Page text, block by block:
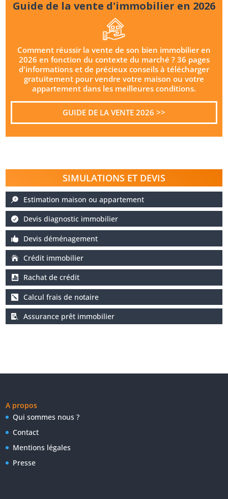
Guide de la vente d'immobilier en 2026
Comment réussir la vente de son bien immobilier en
2026 en fonction du contexte du marché ? 36 pages
d'informations et de précieux conseils à télécharger
gratuitement pour vendre votre maison ou votre
appartement dans les meilleures conditions.
GUIDE DE LA VENTE 2026 >>
SIMULATIONS ET DEVIS
Estimation maison ou appartement
Devis diagnostic immobilier
Devis déménagement
Crédit immobilier
Rachat de crédit
Calcul frais de notaire
Assurance prêt immobilier
A propos
Qui sommes nous ?
Contact
Mentions légales
Presse